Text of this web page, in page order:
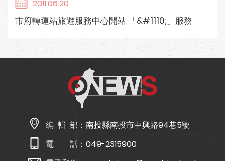
2011.06.20
市府轉運站旅遊服務中心開站 「&#1110;」服務
編 輯 部： 南投縣南投市中興路94巷5號
電 話： 049-2315900